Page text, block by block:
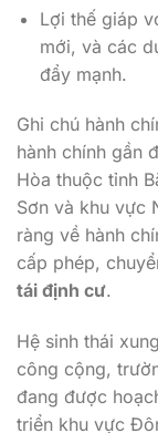
Lợi thế giáp
mới, và các
đẩy mạnh.
Ghi chú hành
hành chính gần
Hòa thuộc tỉnh
Sơn và khu vực
ràng về hành
cấp phép,
tái định cư.
Hệ sinh thái
công cộng,
đang được
triển khu vực